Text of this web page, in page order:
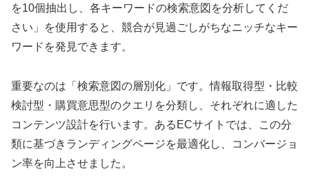
を10個抽出し、各キーワードの検索意図を分析してくだ
さい」を使用すると、競合が見過ごしがちなニッチなキー
ワードを発見できます。
重要なのは「検索意図の層別化」です。情報取得型・比較
検討型・購買意思型のクエリを分類し、それぞれに適した
コンテンツ設計を行います。あるECサイトでは、この分
類に基づきランディングページを最適化し、コンバージョ
ン率を向上させました。